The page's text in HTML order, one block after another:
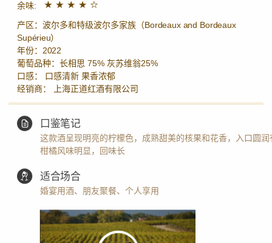
余味:
产区：波尔多和特级波尔多家族（Bordeaux and Bordeaux
Supérieu）
年份：2022
葡萄品种：长相思 75% 灰苏维翁25%
口感： 口感清新 果香浓郁
经销商： 上海正道红酒有限公司
口鉴笔记
这款酒呈现明亮的柠檬色，成熟甜美的核果和花香，入口圆润
柑橘风味明显，回味长
适合场合
婚宴用酒、朋友聚餐、个人享用